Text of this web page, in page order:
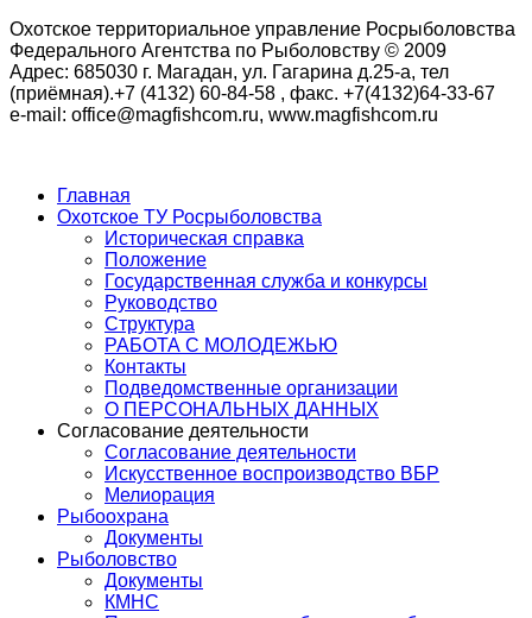
Охотское территориальное управление Росрыболовства
Федерального Агентства по Рыболовству © 2009
Адрес: 685030 г. Магадан, ул. Гагарина д.25-а, тел
(приёмная).+7 (4132) 60-84-58 , факс. +7(4132)64-33-67
e-mail: office@magfishcom.ru, www.magfishcom.ru
Главная
Охотское ТУ Росрыболовства
Историческая справка
Положение
Государственная служба и конкурсы
Руководство
Структура
РАБОТА С МОЛОДЕЖЬЮ
Контакты
Подведомственные организации
О ПЕРСОНАЛЬНЫХ ДАННЫХ
Согласование деятельности
Согласование деятельности
Искусственное воспроизводство ВБР
Мелиорация
Рыбоохрана
Документы
Рыболовство
Документы
КМНС